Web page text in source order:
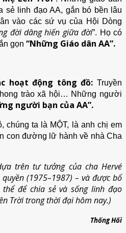
sẻ linh đạo AA, gắn bó bền lâu
vào các sứ vụ của Hội Dòng
đời dâng hiến giữa đời”. Họ có
gọn “Những Giáo dân AA”.
hoạt động tông đồ: Truyền
trào xã hội… Những người
người bạn của AA”.
chúng ta là MỘT, là anh chị em
con đường lữ hành về nhà Cha
trên tư tưởng của cha Hervé
(1975–1987) – và được bổ
để chia sẻ và sống linh đạo
Trời trong thời đại hôm nay.)
Thống Hối